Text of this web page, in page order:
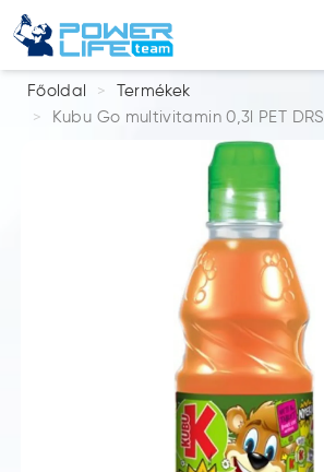
Főoldal
Termékek
Kubu Go multivitamin 0,3l PET DRS